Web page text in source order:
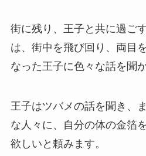
街に残り、王子と共に過ご
は、街中を飛び回り、両目
なった王子に色々な話を聞
王子はツバメの話を聞き、
な人々に、自分の体の金箔
欲しいと頼みます。